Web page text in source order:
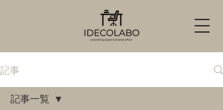
記事
記事一覧